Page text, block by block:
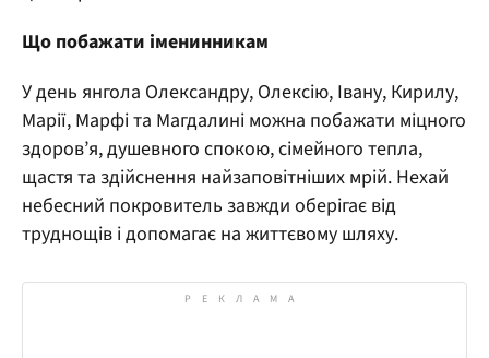
Що побажати іменинникам
У день янгола Олександру, Олексію, Івану, Кирилу,
Марії, Марфі та Магдалині можна побажати міцного
здоров’я, душевного спокою, сімейного тепла,
щастя та здійснення найзаповітніших мрій. Нехай
небесний покровитель завжди оберігає від
труднощів і допомагає на життєвому шляху.